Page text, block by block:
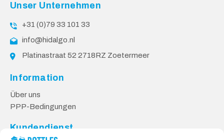
Unser Unternehmen
+31 (0)79 33 101 33
info@hidalgo.nl
Platinastraat 52 2718RZ Zoetermeer
Information
Über uns
PPP-Bedingungen
Kundendienst